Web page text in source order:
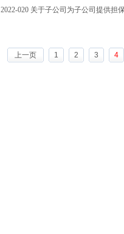
2022-020 关于子公司为子公司提供担
上一页 1 2 3 4